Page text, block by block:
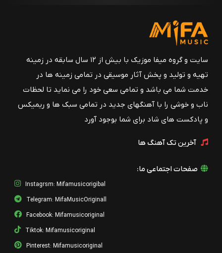
سایت و گروه میفا موزیک با بیش از ۱۲ سال سابقه در زمینه
تهیه و تولید و پخش آثار موسیقی در تمامی زمینه ها در
خدمت شما می باشد و تمامی سعی خود را می نماید تا لحظات
ناب و خوشی را با آهنگهای جدید در تمامی سبک ها و ریمیکس
و پادکست های شاد برای شما بوجود آورد
آخرین تک آهنگ ها
صفحات اجتماعی ما:
Instagrsm: Mifamusicorigibal
Telegram: MifaMusicOriginall
Facebook: Mifamusicoriginal
Tiktok: Mifamusicoriginal
Pinterest: Mifamusicoriginal